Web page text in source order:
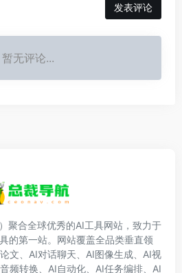
发表评论
暂无评论...
聚合全球优秀的AI工具网站，致力于
的第一站。网站覆盖全品类垂直领
文、AI对话聊天、AI图像生成、AI视
频转换、AI自动化、AI任务编排、AI